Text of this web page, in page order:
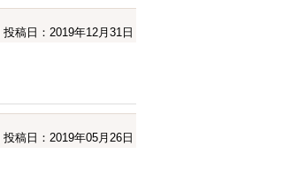
投稿日：2019年12月31日
投稿日：2019年05月26日